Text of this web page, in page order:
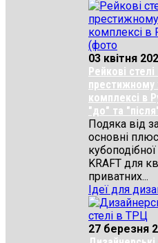
03 квітня
Рейкові стелі
комплексі в
"до" та
Подяка від
основні
KRAFT для
приватних...
Ідеї для
27 березня